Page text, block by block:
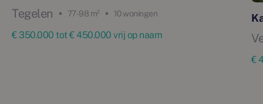
Tegelen 77 - 98 m² 10 woningen
€ 350.000 tot € 450.000 vrij op naam
€